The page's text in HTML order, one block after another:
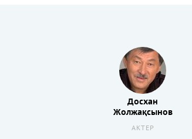
Досхан
Жолжақсынов
АКТЕР